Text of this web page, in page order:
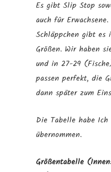
Es gibt Slip Stop
auch für
Schläppchen gibt es
Größen. Wir haben
und in 27-29
passen perfekt, die
dann später zum
Die Tabelle habe Ich
übernommen.
Größentabelle